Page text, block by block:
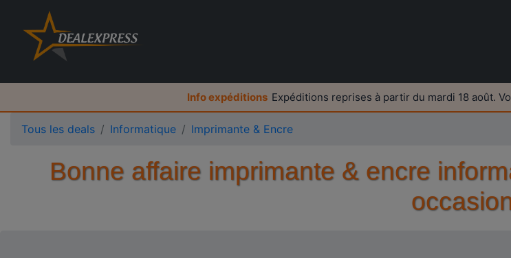
Info expéditions Expéditions reprises à partir du mardi 18 août.
Tous les deals Informatique Imprimante & Encre
Bonne affaire imprimante & encre